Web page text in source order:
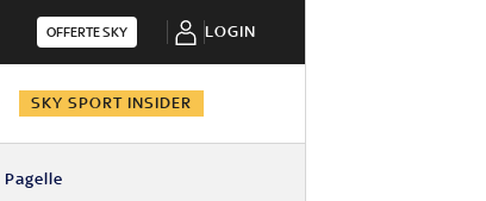
OFFERTE SKY LOGIN
SKY SPORT INSIDER
Pagelle